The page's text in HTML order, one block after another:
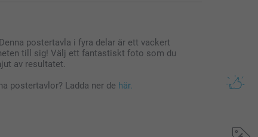
postertavla i fyra delar är ett vackert
till sig! Välj ett fantastiskt foto som du
av resultatet.
postertavlor? Ladda ner de här.